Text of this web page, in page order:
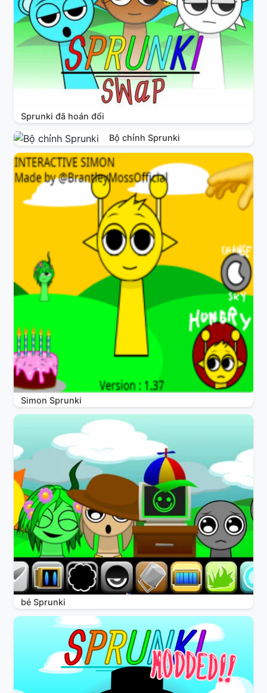
Sprunki đã hoán đổi
Bộ chỉnh Sprunki
Simon Sprunki
bé Sprunki